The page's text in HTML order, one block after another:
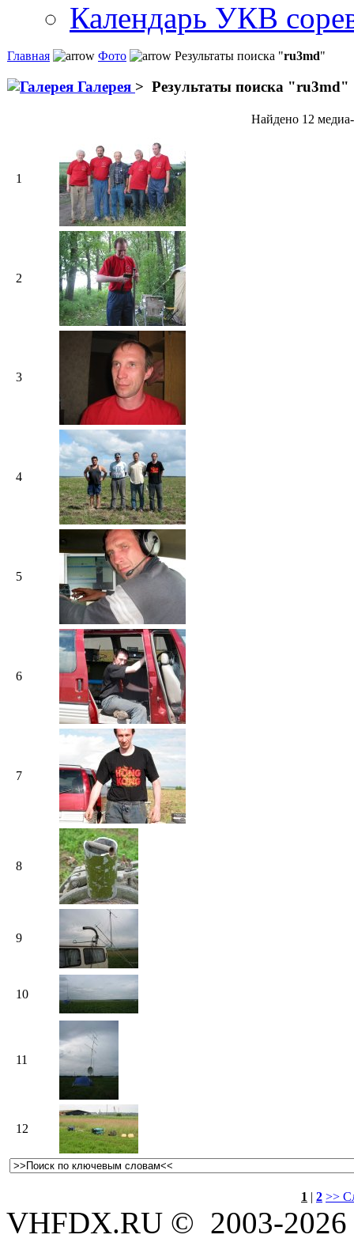
Календарь УКВ
Главная Фото Результаты поиска "ru3md"
Галерея > Результаты поиска "ru3md"
Найдено 12
1
2
3
4
5
6
7
8
9
10
11
12
1 | 2 >>
VHFDX.RU © 2003-2026